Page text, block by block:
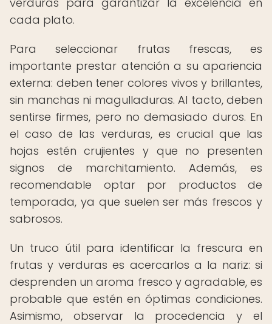
cada plato.
Para seleccionar frutas frescas, es
importante prestar atención a su apariencia
externa: deben tener colores vivos y brillantes,
sin manchas ni magulladuras. Al tacto, deben
sentirse firmes, pero no demasiado duros. En
el caso de las verduras, es crucial que las
hojas estén crujientes y que no presenten
signos de marchitamiento. Además, es
recomendable optar por productos de
temporada, ya que suelen ser más frescos y
sabrosos.
Un truco útil para identificar la frescura en
frutas y verduras es acercarlos a la nariz: si
desprenden un aroma fresco y agradable, es
probable que estén en óptimas condiciones.
Asimismo, observar la procedencia y el